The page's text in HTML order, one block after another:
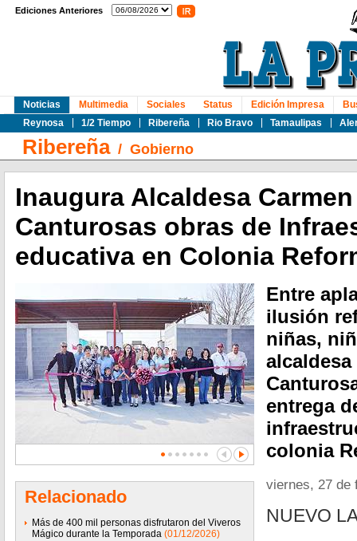
Ediciones Anteriores
Noticias
Reynosa
1/2 Tiempo Ribereña Rio Bravo Tamaulipas
Multimedia Sociales Status Edición Impresa
Ribereña/ Gobierno
Inaugura Alcaldesa
Canturosas obras de
educativa en Colonia
Relacionado
Más de 400 mil personas disfrutaron del Viveros
Mágico durante la Temporada (01/12/2026)
Entre
ilusión
niñas,
entrega
colonia
viernes, 27 de
NUEVO